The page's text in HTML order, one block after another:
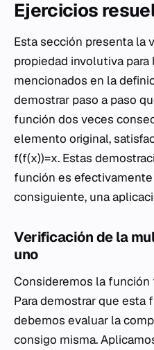
Ejercicios
Esta sección presenta la
propiedad involutiva
mencionados en la
demostrar paso a paso
función dos veces
elemento original,
f(f(x))=x. Estas
función es efectivamente
consiguiente, una
Verificación de la
uno
Consideremos la
Para demostrar que esta
debemos evaluar la
consigo misma.